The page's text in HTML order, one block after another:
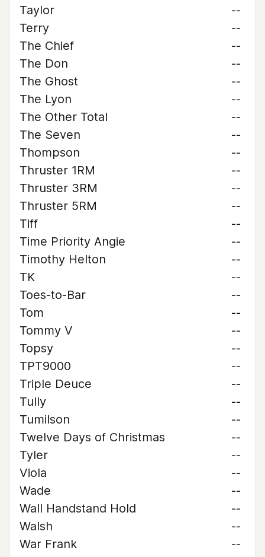
Taylor
--
Terry
--
The Chief
--
The Don
--
The Ghost
--
The Lyon
--
The Other Total
--
The Seven
--
Thompson
--
Thruster 1RM
--
Thruster 3RM
--
Thruster 5RM
--
Tiff
--
Time Priority Angie
--
Timothy Helton
--
TK
--
Toes-to-Bar
--
Tom
--
Tommy V
--
Topsy
--
TPT9000
--
Triple Deuce
--
Tully
--
Tumilson
--
Twelve Days of Christmas
--
Tyler
--
Viola
--
Wade
--
Wall Handstand Hold
--
Walsh
--
War Frank
--